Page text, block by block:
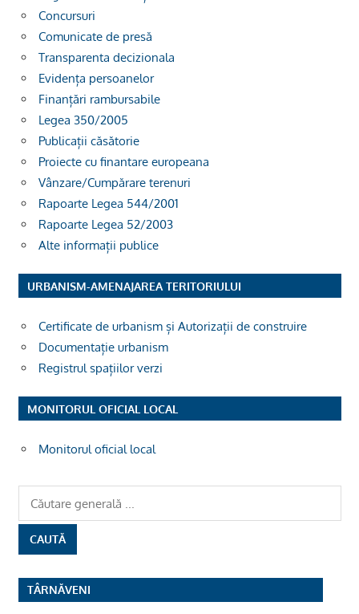
Concursuri
Comunicate de presă
Transparenta decizionala
Evidența persoanelor
Finanțări rambursabile
Legea 350/2005
Publicații căsătorie
Proiecte cu finantare europeana
Vânzare/Cumpărare terenuri
Rapoarte Legea 544/2001
Rapoarte Legea 52/2003
Alte informații publice
URBANISM-AMENAJAREA TERITORIULUI
Certificate de urbanism și Autorizații de construire
Documentație urbanism
Registrul spațiilor verzi
MONITORUL OFICIAL LOCAL
Monitorul oficial local
TÂRNĂVENI